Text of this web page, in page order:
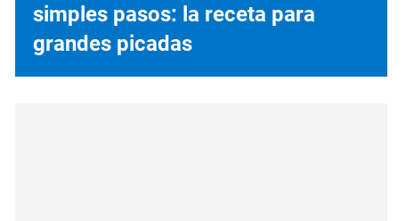
simples pasos: la receta para
grandes picadas